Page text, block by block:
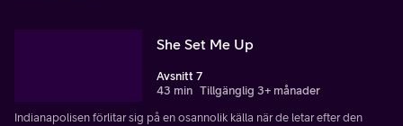
She Set Me Up
Avsnitt 7
43 min Tillgänglig 3+ månader
Indianapolisen förlitar sig på en osannolik källa när de letar efter den